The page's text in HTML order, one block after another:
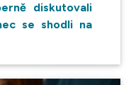
diskutovali
se shodli na